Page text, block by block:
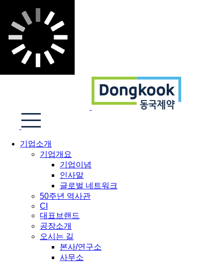
기업소개
기업개요
기업이념
인사말
글로벌 네트워크
50주년 역사관
CI
대표브랜드
공장소개
오시는 길
본사/연구소
사무소